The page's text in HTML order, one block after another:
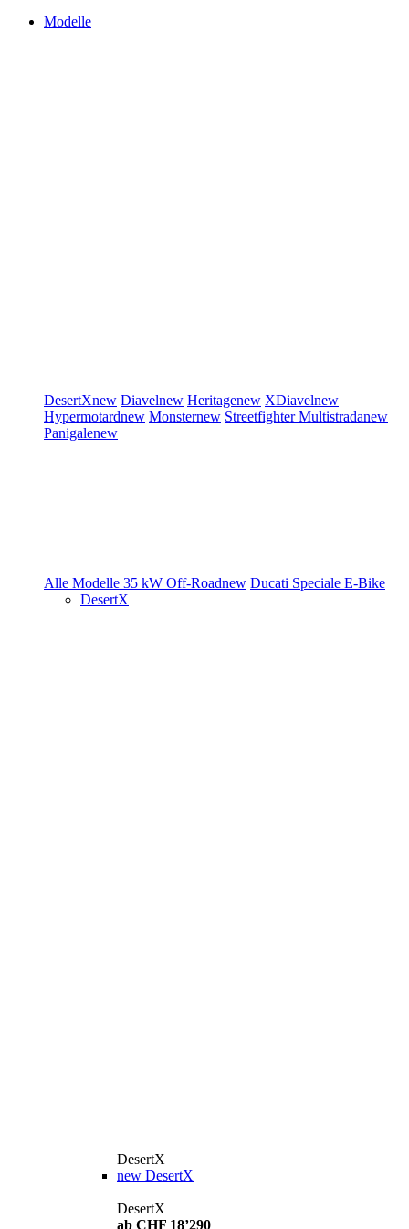
Modelle
DesertXnew Diavelnew Heritagenew XDiavelnew
Hypermotardnew Monsternew StreetfighterMultistradanew
Panigalenew
Alle Modelle 35 kW Off-Roadnew Ducati Speciale E-Bike
DesertX
DesertX
new DesertX
DesertX
ab CHF 18’290